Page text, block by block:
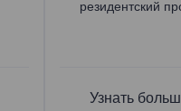
резидентский
Узнать